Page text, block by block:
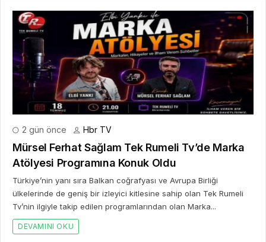
2 gün önce Hbr TV
Mürsel Ferhat Sağlam Tek Rumeli Tv’de Marka
Atölyesi Programına Konuk Oldu
Türkiye’nin yanı sıra Balkan coğrafyası ve Avrupa Birliği
ülkelerinde de geniş bir izleyici kitlesine sahip olan Tek Rumeli
Tv’nin ilgiyle takip edilen programlarından olan Marka...
DEVAMINI OKU